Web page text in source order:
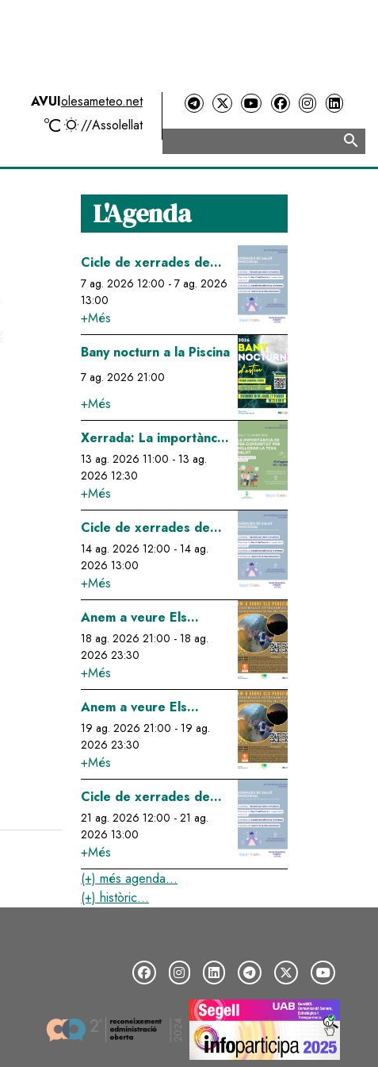
AVUIolesameteo.net
ºC //Assolellat
search
L'Agenda
Cicle de xerrades de
salut emocional: relació
cos-ment-emocions
7 ag. 2026 12:00 - 7 ag. 2026
13:00
+Més
Image
Bany nocturn a la Piscina
7 ag. 2026 21:00
+Més
Image
Xerrada: La importància
de fer comunitat per
millorar la teva salut
13 ag. 2026 11:00 - 13 ag.
2026 12:30
+Més
Image
Cicle de xerrades de
salut emocional: gestió
de l'estrés a través de
14 ag. 2026 12:00 - 14 ag.
2026 13:00
+Més
Image
Anem a veure Els
Perseids!
18 ag. 2026 21:00 - 18 ag.
2026 23:30
+Més
Image
Anem a veure Els
Perseids!
19 ag. 2026 21:00 - 19 ag.
2026 23:30
+Més
Image
Cicle de xerrades de
salut emocional: gestió
emocional de la tristesa
21 ag. 2026 12:00 - 21 ag.
2026 13:00
+Més
Image
(+) més agenda...
(+) històric...
Image
Image